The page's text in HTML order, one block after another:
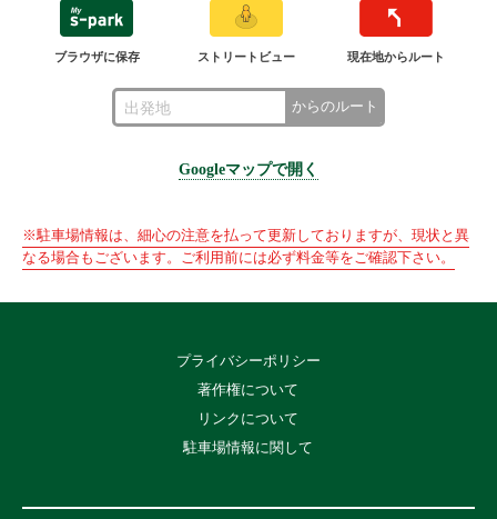
ブラウザに保存 ストリートビュー 現在地からルート
からのルート
Googleマップで開く
※駐車場情報は、細心の注意を払って更新しておりますが、現状と異
なる場合もございます。ご利用前には必ず料金等をご確認下さい。
プライバシーポリシー
著作権について
リンクについて
駐車場情報に関して